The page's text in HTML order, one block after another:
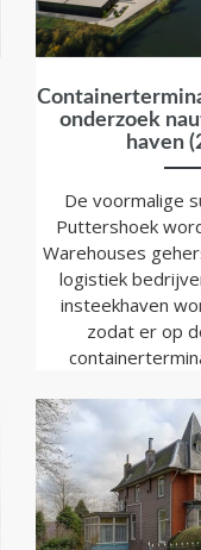
onderzoek
haven
De voormalige
Puttershoek
Warehouses
logistiek
insteekhaven
zodat er op